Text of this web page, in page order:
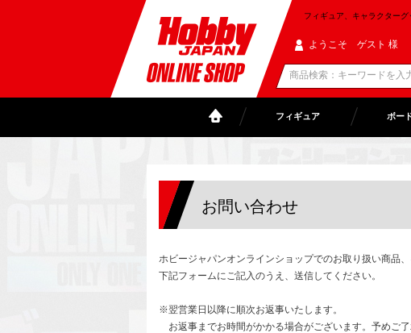
フィギュア、キャラクター
ようこそ ゲスト 様
フィギュア ボー
お問い合わせ
ホビージャパンオンラインショップでのお取り扱い商品
下記フォームにご記入のうえ、送信してください。
※翌営業日以降に順次お返事いたします。
お返事までお時間がかかる場合がございます。予めご了